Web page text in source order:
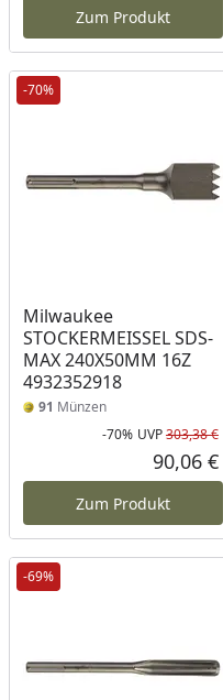
Zum Produkt
-70%
Milwaukee
STOCKERMEISSEL SDS-
MAX 240X50MM 16Z
4932352918
91 Münzen
-70% UVP303,38 €
90,06 €
Zum Produkt
-69%